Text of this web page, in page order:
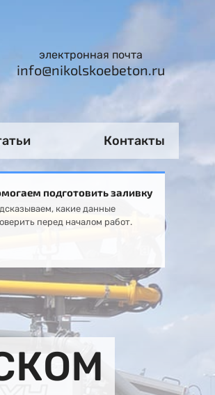
электронная почта
info@nikolskoebeton.ru
Контакты
подготовить заливку
какие данные
перед началом работ.